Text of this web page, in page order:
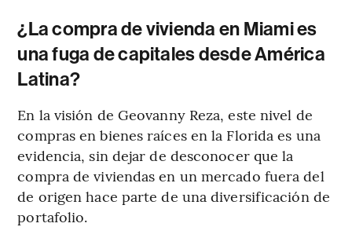
¿La compra de vivienda en Miami es
una fuga de capitales desde América
Latina?
En la visión de Geovanny Reza, este nivel de
compras en bienes raíces en la Florida es una
evidencia, sin dejar de desconocer que la
compra de viviendas en un mercado fuera del
de origen hace parte de una diversificación de
portafolio.